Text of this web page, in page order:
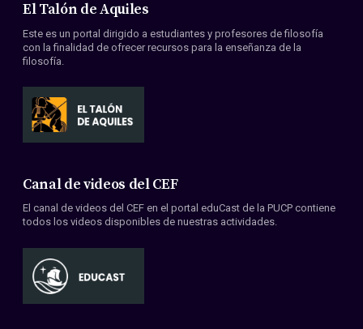
El Talón de Aquiles
Este es un portal dirigido a estudiantes y profesores de filosofía
con la finalidad de ofrecer recursos para la enseñanza de la
filosofía.
Canal de videos del CEF
El canal de videos del CEF en el portal eduCast de la PUCP contiene
todos los videos disponibles de nuestras actividades.